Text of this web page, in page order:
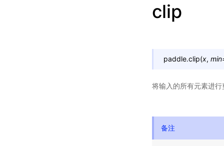
clip
paddle.clip(x, min
将输入的所有元素进
备注